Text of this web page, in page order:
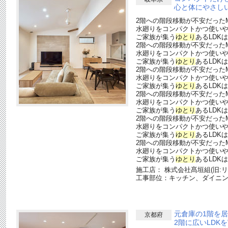
心と体にやさし
2階への階段移動が不安だっ
水廻りをコンパクトかつ使い
ご家族が集う ゆとり あるLDK
2階への階段移動が不安だっ
水廻りをコンパクトかつ使い
ご家族が集う ゆとり あるLDK
2階への階段移動が不安だっ
水廻りをコンパクトかつ使い
ご家族が集う ゆとり あるLDK
2階への階段移動が不安だっ
水廻りをコンパクトかつ使い
ご家族が集う ゆとり あるLDK
2階への階段移動が不安だっ
水廻りをコンパクトかつ使い
ご家族が集う ゆとり あるLDK
2階への階段移動が不安だっ
水廻りをコンパクトかつ使い
ご家族が集う ゆとり あるLDK
施工店： 株式会社髙垣組(旧:
工事部位：キッチン、ダイニ
京都府
元倉庫の1階を
2階に広いLDK